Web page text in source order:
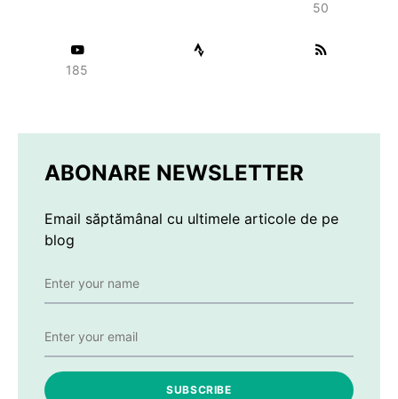
50
185
ABONARE NEWSLETTER
Email săptămânal cu ultimele articole de pe
blog
SUBSCRIBE